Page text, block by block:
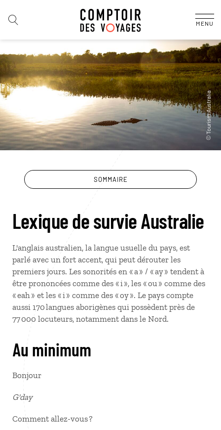
MENU
SOMMAIRE
Lexique de survie Australie
L'anglais australien, la langue usuelle du pays, est
parlé avec un fort accent, qui peut dérouter les
premiers jours. Les sonorités en « a » / « ay » tendent à
être prononcées comme des « i », les « ou » comme des
« eah » et les « i » comme des « oy ». Le pays compte
aussi 170 langues aborigènes qui possèdent près de
77 000 locuteurs, notamment dans le Nord.
Au minimum
Bonjour
G'day
Comment allez-vous ?